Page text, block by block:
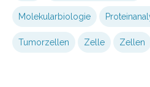
Molekularbiologie
Tumorzellen Zelle Zellen